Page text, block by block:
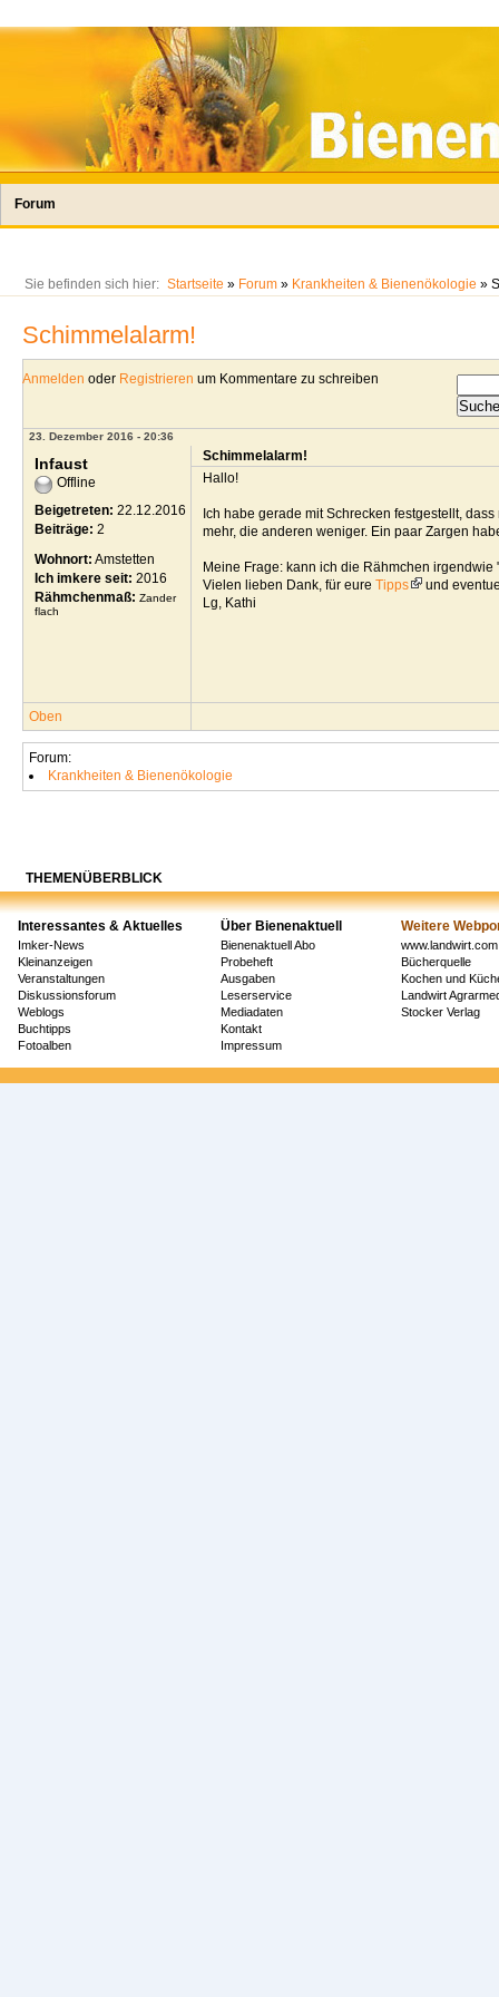
Forum
Sie befinden sich hier: Startseite » Forum » Krankheiten & Bienenökologie »
Schimmelalarm!
Anmelden oder Registrieren um Kommentare zu schreiben
23. Dezember 2016 - 20:36
Infaust
Offline
Beigetreten: 22.12.2016
Beiträge: 2
Wohnort: Amstetten
Ich imkere seit: 2016
Rähmchenmaß: Zander
flach
Schimmelalarm!
Hallo!
Ich habe gerade mit Schrecken festgestellt,
mehr, die anderen weniger. Ein paar Zargen
Meine Frage: kann ich die Rähmchen
Vielen lieben Dank, für eure Tipps
und
Lg, Kathi
Oben
Forum:
Krankheiten & Bienenökologie
THEMENÜBERBLICK
Interessantes & Aktuelles Über Bienenaktuell Weitere
Imker-News
Kleinanzeigen
Veranstaltungen
Diskussionsforum
Weblogs
Buchtipps
Fotoalben
Bienenaktuell Abo
Probeheft
Ausgaben
Leserservice
Mediadaten
Kontakt
Impressum
www.landwirt.com
Bücherquelle
Kochen und
Landwirt
Stocker Verlag